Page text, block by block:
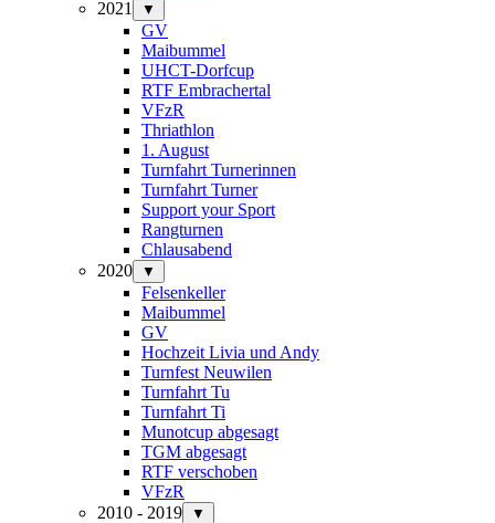
2021
▼
GV
Maibummel
UHCT-Dorfcup
RTF Embrachertal
VFzR
Thriathlon
1. August
Turnfahrt Turnerinnen
Turnfahrt Turner
Support your Sport
Rangturnen
Chlausabend
2020
▼
Felsenkeller
Maibummel
GV
Hochzeit Livia und Andy
Turnfest Neuwilen
Turnfahrt Tu
Turnfahrt Ti
Munotcup abgesagt
TGM abgesagt
RTF verschoben
VFzR
2010 - 2019
▼